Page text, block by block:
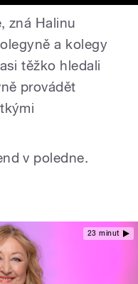
zná Halinu
a kolegy
těžko hledali
provádět
v poledne.
23 minut